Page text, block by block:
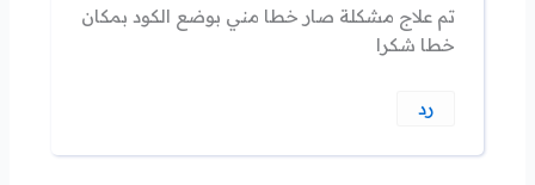
تم علاج مشكلة صار خطا مني بوضع الكود بمكان
خطا شكرا
رد